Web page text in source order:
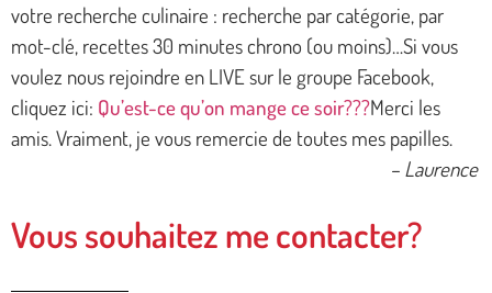
votre recherche culinaire : recherche par catégorie, par
mot-clé, recettes 30 minutes chrono (ou moins)…Si vous
voulez nous rejoindre en LIVE sur le groupe Facebook,
cliquez ici: Qu’est-ce qu’on mange ce soir???Merci les
amis. Vraiment, je vous remercie de toutes mes papilles.
– Laurence
Vous souhaitez me contacter?